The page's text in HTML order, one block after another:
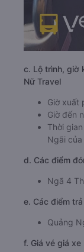
c. Lộ trình, giờ
Nữ Travel
Giờ xuất
Giờ đến
Thời
Ngãi của
d. Các điểm
Ngã 4
e. Các điểm
Quảng
f. Giá vé giá